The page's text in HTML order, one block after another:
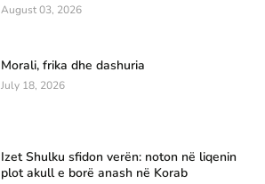
August 03, 2026
Morali, frika dhe dashuria
July 18, 2026
Izet Shulku sfidon verën: noton në liqenin
plot akull e borë anash në Korab